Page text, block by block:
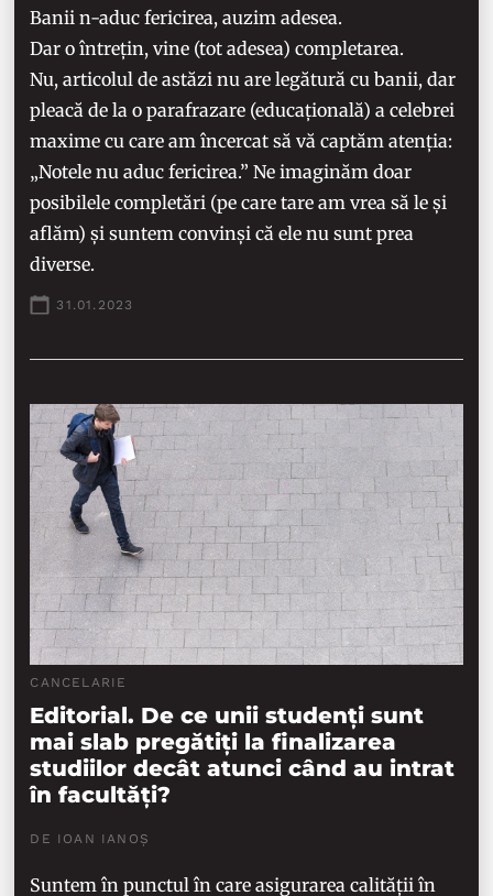
Banii n-aduc fericirea, auzim adesea.
Dar o întrețin, vine (tot adesea) completarea.
Nu, articolul de astăzi nu are legătură cu banii, dar
pleacă de la o parafrazare (educațională) a celebrei
maxime cu care am încercat să vă captăm atenția:
„Notele nu aduc fericirea.” Ne imaginăm doar
posibilele completări (pe care tare am vrea să le și
aflăm) și suntem convinși că ele nu sunt prea
diverse.
31.01.2023
CANCELARIE
Editorial. De ce unii studenți sunt
mai slab pregătiți la finalizarea
studiilor decât atunci când au intrat
în facultăți?
DE IOAN IANOȘ
Suntem în punctul în care asigurarea calității în